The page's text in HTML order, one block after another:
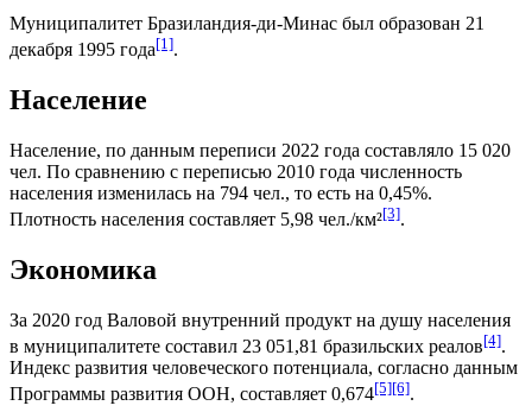
Муниципалитет Бразиландия-ди-Минас был образован 21
декабря 1995 года[1].
Население
Население, по данным переписи 2022 года составляло 15 020
чел. По сравнению с переписью 2010 года численность
населения изменилась на 794 чел., то есть на 0,45%.
Плотность населения составляет 5,98 чел./км²[3].
Экономика
За 2020 год Валовой внутренний продукт на душу населения
в муниципалитете составил 23 051,81 бразильских реалов[4].
Индекс развития человеческого потенциала, согласно данным
Программы развития ООН, составляет 0,674[5][6].